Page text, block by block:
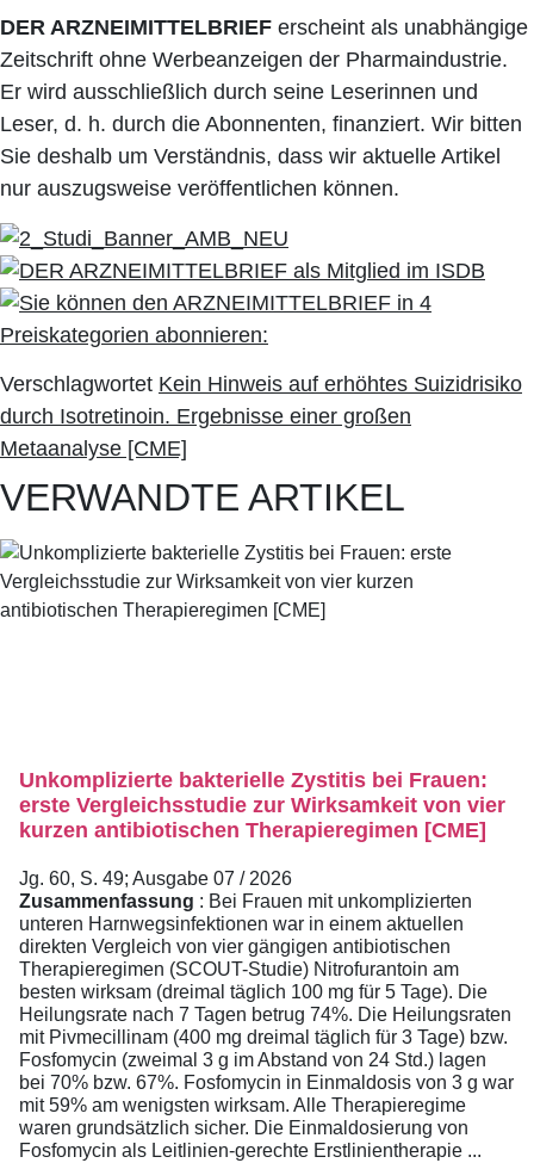
DER ARZNEIMITTELBRIEF erscheint als unabhängige
Zeitschrift ohne Werbeanzeigen der Pharmaindustrie.
Er wird ausschließlich durch seine Leserinnen und
Leser, d. h. durch die Abonnenten, finanziert. Wir bitten
Sie deshalb um Verständnis, dass wir aktuelle Artikel
nur auszugsweise veröffentlichen können.
Verschlagwortet Kein Hinweis auf erhöhtes Suizidrisiko
durch Isotretinoin. Ergebnisse einer großen
Metaanalyse [CME]
VERWANDTE ARTIKEL
Unkomplizierte bakterielle Zystitis bei Frauen:
erste Vergleichsstudie zur Wirksamkeit von vier
kurzen antibiotischen Therapieregimen [CME]
Jg. 60, S. 49; Ausgabe 07 / 2026
Zusammenfassung : Bei Frauen mit unkomplizierten
unteren Harnwegsinfektionen war in einem aktuellen
direkten Vergleich von vier gängigen antibiotischen
Therapieregimen (SCOUT-Studie) Nitrofurantoin am
besten wirksam (dreimal täglich 100 mg für 5 Tage). Die
Heilungsrate nach 7 Tagen betrug 74%. Die Heilungsraten
mit Pivmecillinam (400 mg dreimal täglich für 3 Tage) bzw.
Fosfomycin (zweimal 3 g im Abstand von 24 Std.) lagen
bei 70% bzw. 67%. Fosfomycin in Einmaldosis von 3 g war
mit 59% am wenigsten wirksam. Alle Therapieregime
waren grundsätzlich sicher. Die Einmaldosierung von
Fosfomycin als Leitlinien-gerechte Erstlinientherapie ...